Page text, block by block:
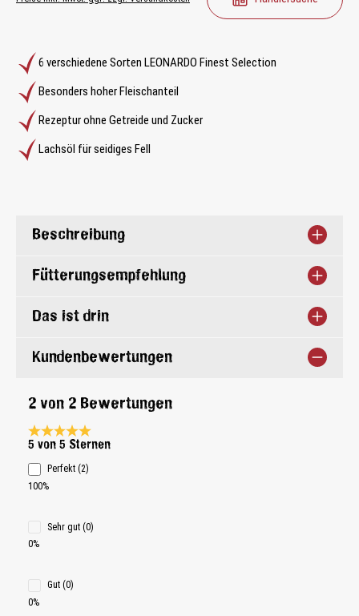
6 verschiedene Sorten LEONARDO Finest Selection
Besonders hoher Fleischanteil
Rezeptur ohne Getreide und Zucker
Lachsöl für seidiges Fell
Beschreibung
Fütterungsempfehlung
Das ist drin
Kundenbewertungen
2 von 2 Bewertungen
Durchschnittliche Bewertung 5 von 5 Sternen
5 von 5 Sternen
Perfekt (2)
100%
Sehr gut (0)
0%
Gut (0)
0%